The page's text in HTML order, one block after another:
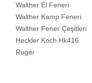
Walther El Feneri
Walther Kamp Feneri
Walther Fener Çeşitleri
Heckler Koch Hk416
Ruger